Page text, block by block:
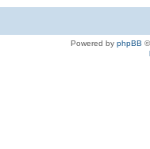
Powered by phpBB